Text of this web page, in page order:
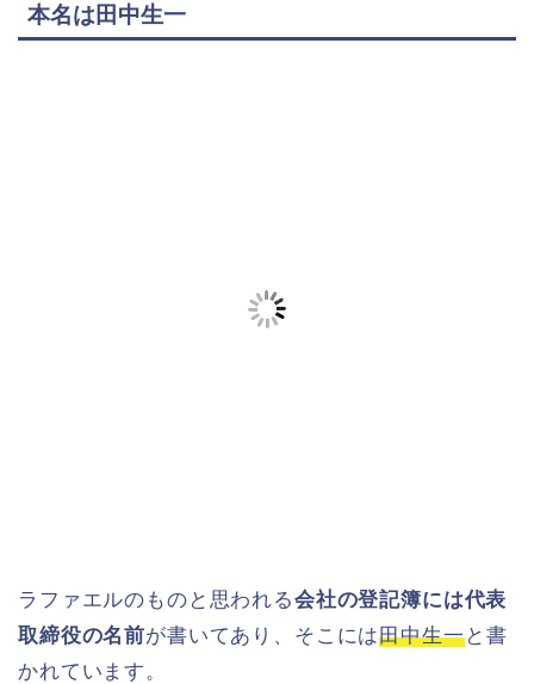
本名は田中生一
ラファエルのものと思われる会社の登記簿には代表
取締役の名前が書いてあり、そこには田中生一と書
かれています。